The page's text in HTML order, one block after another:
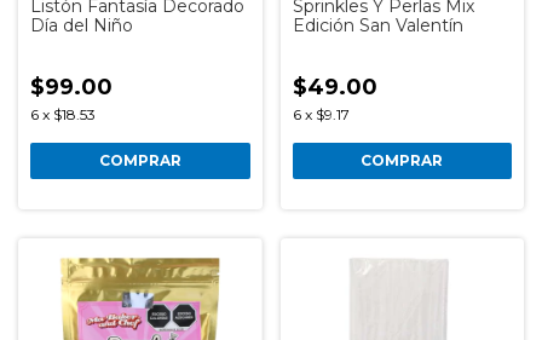
Listón Fantasía Decorado
Día del Niño
$99.00
6 x $18.53
COMPRAR
Sprinkles Y Perlas Mix
Edición San Valentín
$49.00
6 x $9.17
COMPRAR